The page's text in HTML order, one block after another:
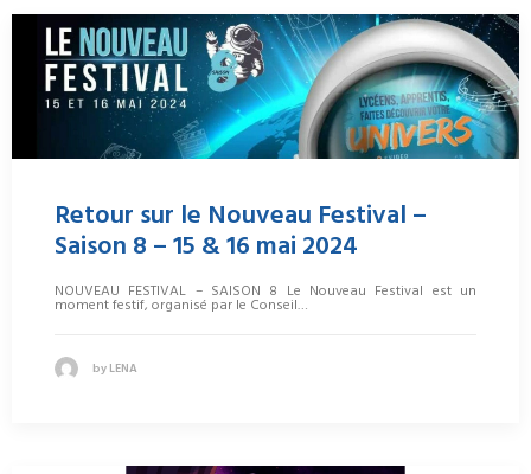
Retour sur le Nouveau Festival –
Saison 8 – 15 & 16 mai 2024
NOUVEAU FESTIVAL – SAISON 8 Le Nouveau Festival est un
moment festif, organisé par le Conseil…
by LENA